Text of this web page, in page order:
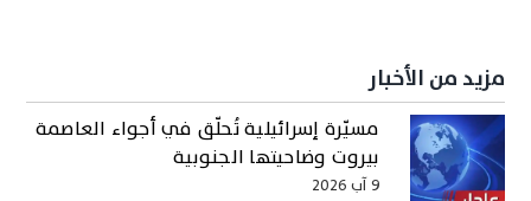
مزيد من الأخبار
مسيّرة إسرائيلية تُحلّق في أجواء العاصمة
بيروت وضاحيتها الجنوبية
9 آب 2026